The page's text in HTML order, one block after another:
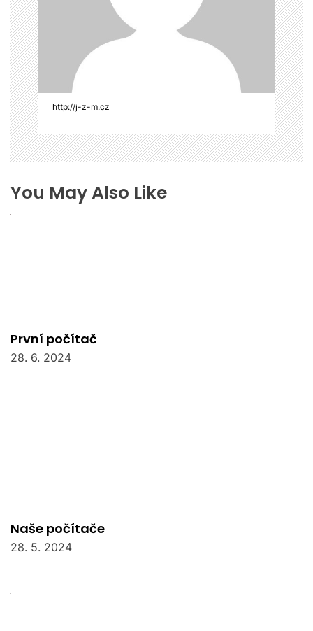
s
p
ě
v
e
k http://j-z-m.cz
You May Also Like
První počítač
28. 6. 2024
Naše počítače
28. 5. 2024